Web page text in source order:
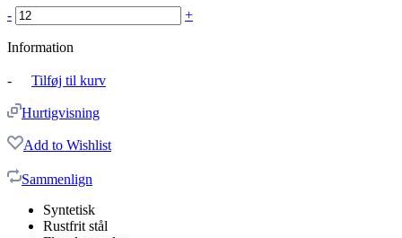
- +
Information
- Tilføj til kurv
Hurtigvisning
Add to Wishlist
Sammenlign
Syntetisk
Rustfrit stål